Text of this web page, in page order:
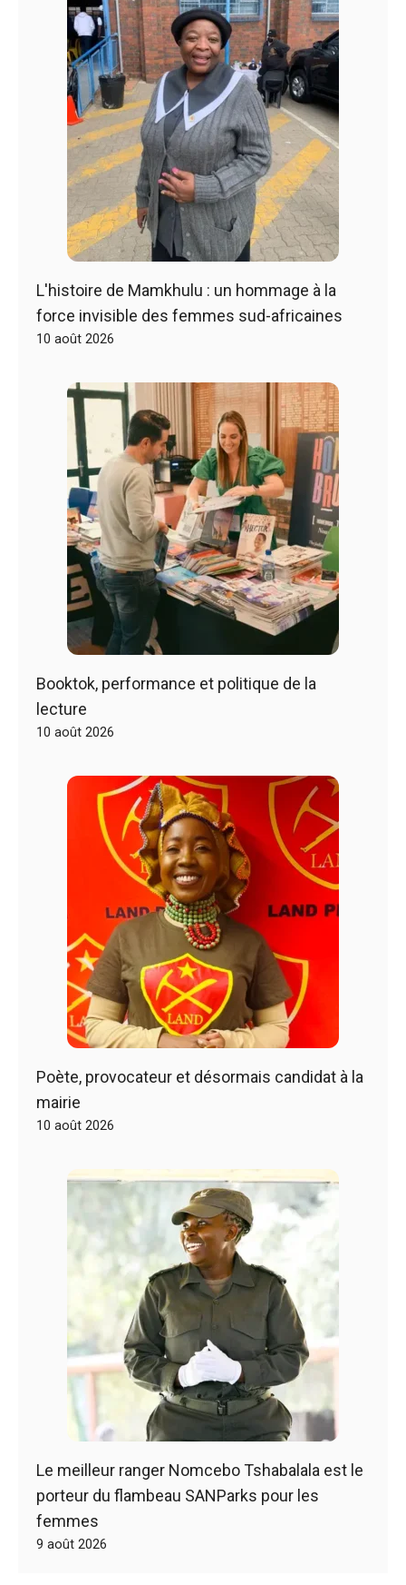
L'histoire de Mamkhulu : un hommage à la
force invisible des femmes sud-africaines
10 août 2026
Booktok, performance et politique de la
lecture
10 août 2026
Poète, provocateur et désormais candidat à la
mairie
10 août 2026
Le meilleur ranger Nomcebo Tshabalala est le
porteur du flambeau SANParks pour les
femmes
9 août 2026